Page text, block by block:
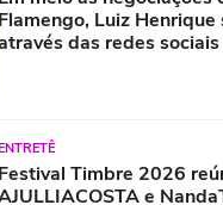
Flamengo, Luiz
das redes sociais
Festival Timbre 2026
e